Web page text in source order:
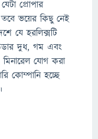
প্রোপার
তবে ভয়ের কিছু নেই
যে হরলিক্সটি
দুধ, গম এবং
মিনারেল যোগ করা
কোম্পানি হচ্ছে